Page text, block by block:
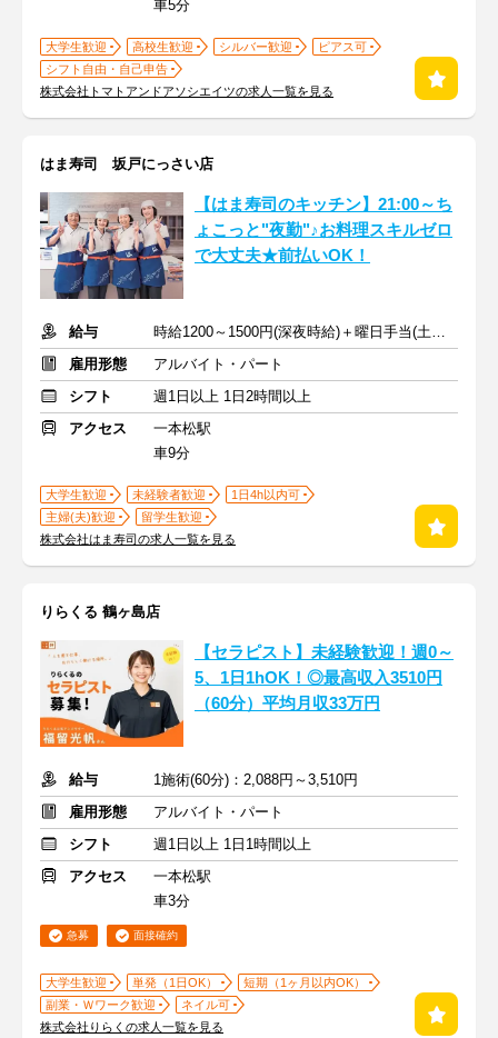
車5分
大学生歓迎 高校生歓迎 シルバー歓迎
ピアス可
シフト自由・自己申告
株式会社トマトアンドアソシエイツの求人一覧を見る
はま寿司 坂戸にっさい店
【はま寿司のキッチン】21:00～ち
ょこっと"夜勤"♪お料理スキルゼロ
で大丈夫★前払いOK！
給与
時給1200～1500円(深夜時給)＋曜日手当(土日祝+70円)
雇用形態
アルバイト・パート
シフト
週1日以上 1日2時間以上
アクセス
一本松駅
車9分
大学生歓迎 未経験者歓迎
1日4h以内可
主婦(夫)歓迎
留学生歓迎
株式会社はま寿司の求人一覧を見る
りらくる 鶴ヶ島店
【セラピスト】未経験歓迎！週0～
5、1日1hOK！◎最高収入3510円
（60分）平均月収33万円
給与
1施術(60分)：2,088円～3,510円
雇用形態
アルバイト・パート
シフト
週1日以上 1日1時間以上
アクセス
一本松駅
車3分
急募 面接確約
大学生歓迎 単発（1日OK）
短期（1ヶ月以内OK）
副業・Ｗワーク歓迎
ネイル可
株式会社りらくの求人一覧を見る